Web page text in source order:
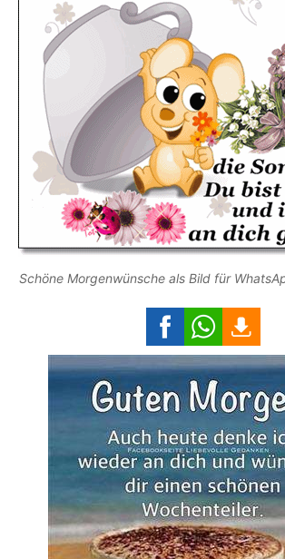
Schöne Morgenwünsche als Bild für